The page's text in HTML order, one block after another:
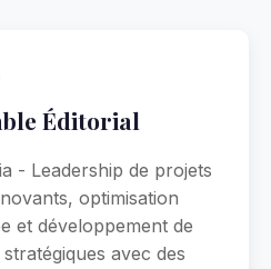
Éditorial
- Leadership de projets
optimisation
et développement de
avec des